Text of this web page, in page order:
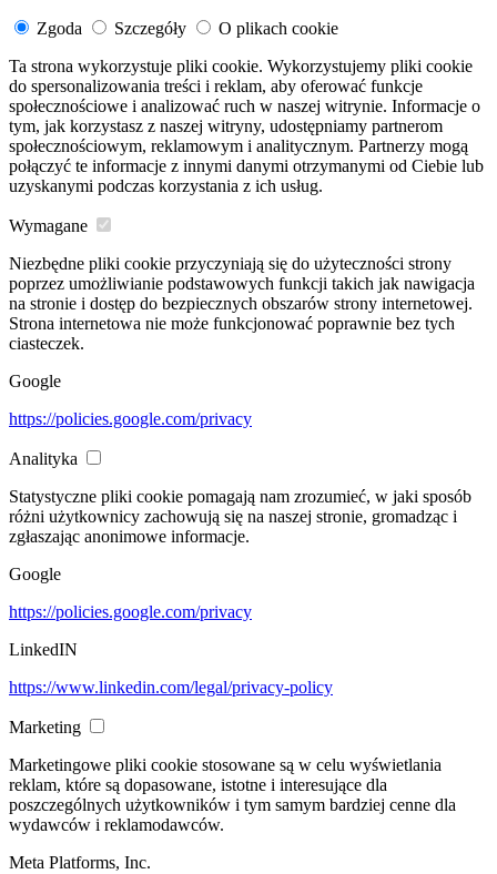
Zgoda Szczegóły
O plikach cookie
Ta strona wykorzystuje pliki cookie. Wykorzystujemy pliki cookie
do spersonalizowania treści i reklam, aby oferować funkcje
społecznościowe i analizować ruch w naszej witrynie. Informacje o
tym, jak korzystasz z naszej witryny, udostępniamy partnerom
społecznościowym, reklamowym i analitycznym. Partnerzy mogą
połączyć te informacje z innymi danymi otrzymanymi od Ciebie lub
uzyskanymi podczas korzystania z ich usług.
Wymagane
Niezbędne pliki cookie przyczyniają się do użyteczności strony
poprzez umożliwianie podstawowych funkcji takich jak nawigacja
na stronie i dostęp do bezpiecznych obszarów strony internetowej.
Strona internetowa nie może funkcjonować poprawnie bez tych
ciasteczek.
Google
https://policies.google.com/privacy
Analityka
Statystyczne pliki cookie pomagają nam zrozumieć, w jaki sposób
różni użytkownicy zachowują się na naszej stronie, gromadząc i
zgłaszając anonimowe informacje.
Google
https://policies.google.com/privacy
LinkedIN
https://www.linkedin.com/legal/privacy-policy
Marketing
Marketingowe pliki cookie stosowane są w celu wyświetlania
reklam, które są dopasowane, istotne i interesujące dla
poszczególnych użytkowników i tym samym bardziej cenne dla
wydawców i reklamodawców.
Meta Platforms, Inc.